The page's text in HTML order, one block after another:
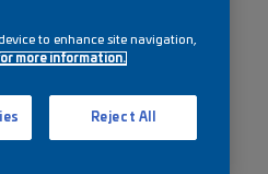
to enhance site navigation,
more information.
Reject All